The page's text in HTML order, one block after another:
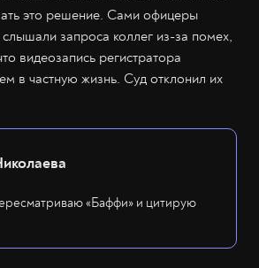
это решение. Сами офицеры
запроса коллег из-за помех,
видеозапись регистратора
в частную жизнь. Суд отклонил их
«Баффи» и цитирую